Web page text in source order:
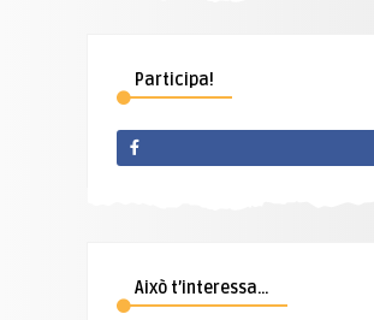
Participa!
Això t’interessa…